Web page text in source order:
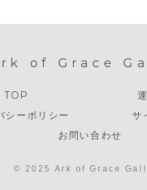
of Grace
TOP
シーポリシー
サ
お問い合わせ
© 2025 Ark of Grace